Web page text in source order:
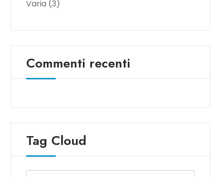
Varia (3)
Commenti recenti
Tag Cloud